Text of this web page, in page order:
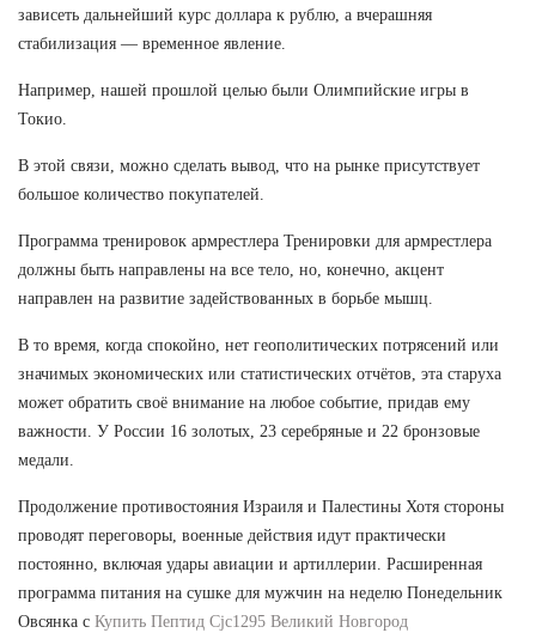
зависеть дальнейший курс доллара к рублю, а вчерашняя
стабилизация — временное явление.
Например, нашей прошлой целью были Олимпийские игры в
Токио.
В этой связи, можно сделать вывод, что на рынке присутствует
большое количество покупателей.
Программа тренировок армрестлера Тренировки для армрестлера
должны быть направлены на все тело, но, конечно, акцент
направлен на развитие задействованных в борьбе мышц.
В то время, когда спокойно, нет геополитических потрясений или
значимых экономических или статистических отчётов, эта старуха
может обратить своё внимание на любое событие, придав ему
важности. У России 16 золотых, 23 серебряные и 22 бронзовые
медали.
Продолжение противостояния Израиля и Палестины Хотя стороны
проводят переговоры, военные действия идут практически
постоянно, включая удары авиации и артиллерии. Расширенная
программа питания на сушке для мужчин на неделю Понедельник
Овсянка с Купить Пептид Cjc1295 Великий Новгород